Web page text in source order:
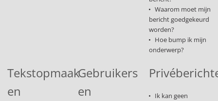
Waarom moet mijn
bericht goedgekeurd
worden?
Hoe bump ik mijn
onderwerp?
Tekstopmaak
en
Gebruikers
en
Ik kan geen